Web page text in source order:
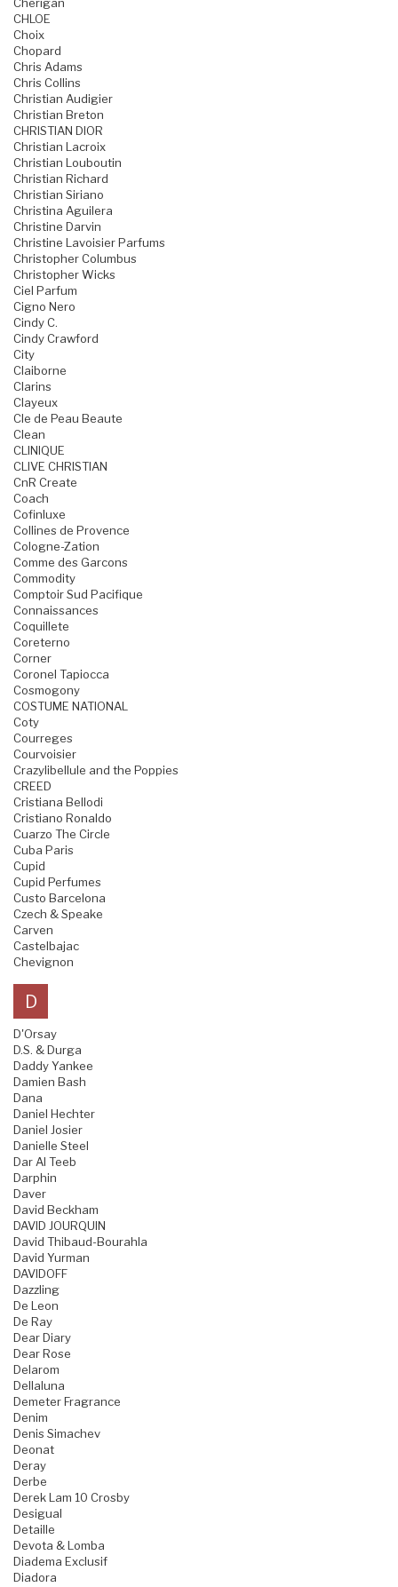
Cherigan
CHLOE
Choix
Chopard
Chris Adams
Chris Collins
Christian Audigier
Christian Breton
CHRISTIAN DIOR
Christian Lacroix
Christian Louboutin
Christian Richard
Christian Siriano
Christina Aguilera
Christine Darvin
Christine Lavoisier Parfums
Christopher Columbus
Christopher Wicks
Ciel Parfum
Cigno Nero
Cindy C.
Cindy Crawford
City
Claiborne
Clarins
Clayeux
Cle de Peau Beaute
Clean
CLINIQUE
CLIVE CHRISTIAN
CnR Create
Coach
Cofinluxe
Collines de Provence
Cologne-Zation
Comme des Garcons
Commodity
Comptoir Sud Pacifique
Connaissances
Coquillete
Coreterno
Corner
Coronel Tapiocca
Cosmogony
COSTUME NATIONAL
Coty
Courreges
Courvoisier
Crazylibellule and the Poppies
CREED
Cristiana Bellodi
Cristiano Ronaldo
Cuarzo The Circle
Cuba Paris
Cupid
Cupid Perfumes
Custo Barcelona
Czech & Speake
Carven
Castelbajac
Chevignon
D
D'Orsay
D.S. & Durga
Daddy Yankee
Damien Bash
Dana
Daniel Hechter
Daniel Josier
Danielle Steel
Dar Al Teeb
Darphin
Daver
David Beckham
DAVID JOURQUIN
David Thibaud-Bourahla
David Yurman
DAVIDOFF
Dazzling
De Leon
De Ray
Dear Diary
Dear Rose
Delarom
Dellaluna
Demeter Fragrance
Denim
Denis Simachev
Deonat
Deray
Derbe
Derek Lam 10 Crosby
Desigual
Detaille
Devota & Lomba
Diadema Exclusif
Diadora